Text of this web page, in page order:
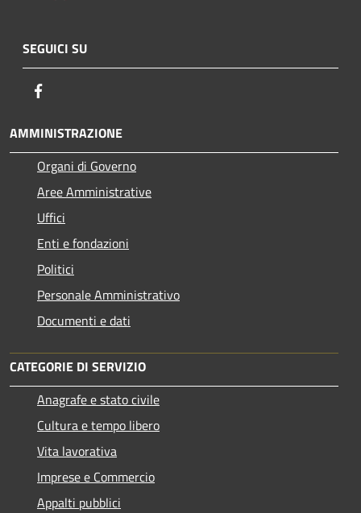
SEGUICI SU
AMMINISTRAZIONE
Organi di Governo
Aree Amministrative
Uffici
Enti e fondazioni
Politici
Personale Amministrativo
Documenti e dati
CATEGORIE DI SERVIZIO
Anagrafe e stato civile
Cultura e tempo libero
Vita lavorativa
Imprese e Commercio
Appalti pubblici